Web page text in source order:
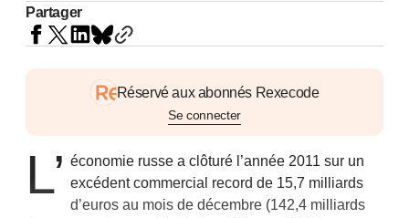
Partager
Réservé aux abonnés Rexecode
Se connecter
L’ économie russe a clôturé l’année 2011 sur un
excédent commercial record de 15,7 milliards
d’euros au mois de décembre (142,4 milliards